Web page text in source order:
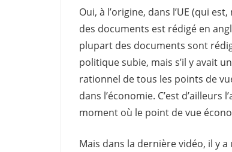
Oui, à l’origine, dans l’UE (qui
des documents est rédigé en
plupart des documents sont
politique subie, mais s’il y avait
rationnel de tous les points de
dans l’économie. C’est
moment où le point de vue
Mais dans la dernière vidéo, il y